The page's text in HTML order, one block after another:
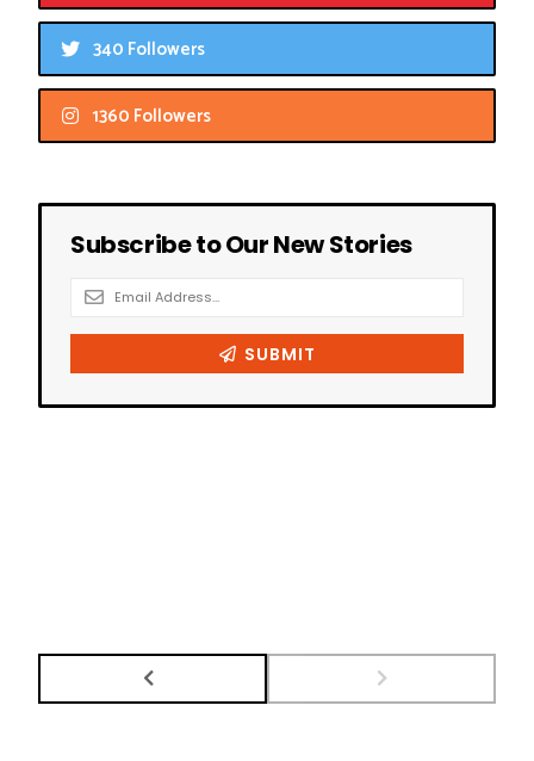
340 Followers
1360 Followers